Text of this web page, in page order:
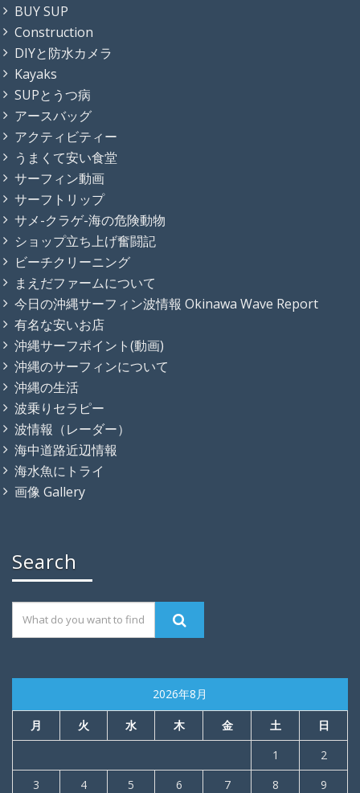
BUY SUP
Construction
DIYと防水カメラ
Kayaks
SUPとうつ病
アースバッグ
アクティビティー
うまくて安い食堂
サーフィン動画
サーフトリップ
サメ-クラゲ-海の危険動物
ショップ立ち上げ奮闘記
ビーチクリーニング
まえだファームについて
今日の沖縄サーフィン波情報 Okinawa Wave Report
有名な安いお店
沖縄サーフポイント(動画)
沖縄のサーフィンについて
沖縄の生活
波乗りセラピー
波情報（レーダー）
海中道路近辺情報
海水魚にトライ
画像 Gallery
Search
2026年8月
月 火 水 木 金 土
日
1
2
3
4 5 6 7 8 9